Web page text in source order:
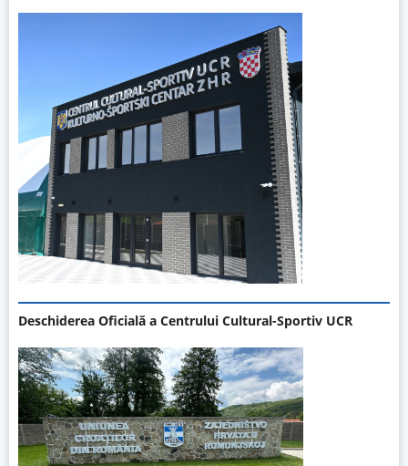
Deschiderea Oficială a Centrului Cultural-Sportiv UCR